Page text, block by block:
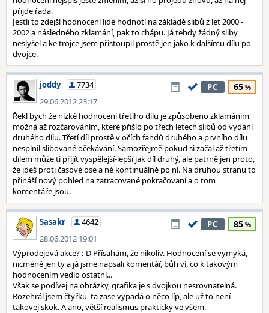
přijde řada.
Jestli to zdejší hodnocení lidé hodnotí na základě slibů z let 2000 -
2002 a následného zklamání, pak to chápu. Já tehdy žádný sliby
neslyšel a ke trojce jsem přistoupil prostě jen jako k dalšímu dílu po
dvojce.
joddy
7734
29.06.2012 23:17
PC 65
Řekl bych že nízké hodnocení třetího dílu je způsobeno zklamáním
možná až rozčarováním, které přišlo po třech letech slibů od vydání
druhého dílu. Třetí díl prostě v očích fandů druhého a prvního dílu
nesplnil slibované očekávání. Samozřejmě pokud si začal až třetím
dílem může ti přijít vyspělejší-lepší jak díl druhý, ale patrně jen proto,
že jdeš proti časové ose a né kontinuálně po ní. Na druhou stranu to
přináší nový pohled na zatracované pokračovaní a o tom
komentáře jsou.
Sasakr
4642
28.06.2012 19:01
PC 85
Výprodejová akce? :-D Přísahám, že nikoliv. Hodnocení se vymyká,
nicméně jen ty a já jsme napsali komentář, bůh ví, co k takovým
hodnocením vedlo ostatní...
Však se podívej na obrázky, grafika je s dvojkou nesrovnatelná.
Rozehrál jsem čtyřku, ta zase vypadá o něco líp, ale už to není
takovej skok. A ano, větší realismus prakticky ve všem.